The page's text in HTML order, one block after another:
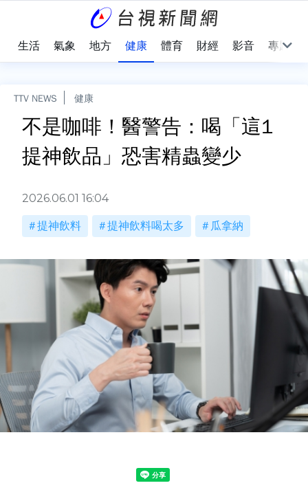
生活 氣象 地方 健康 體育 財經 影音 專題
TTV NEWS 健康
不是咖啡！醫警告：喝「這1
提神飲品」恐害精蟲變少
2026.06.01 16:04
提神飲料 提神飲料喝太多 瓜拿納